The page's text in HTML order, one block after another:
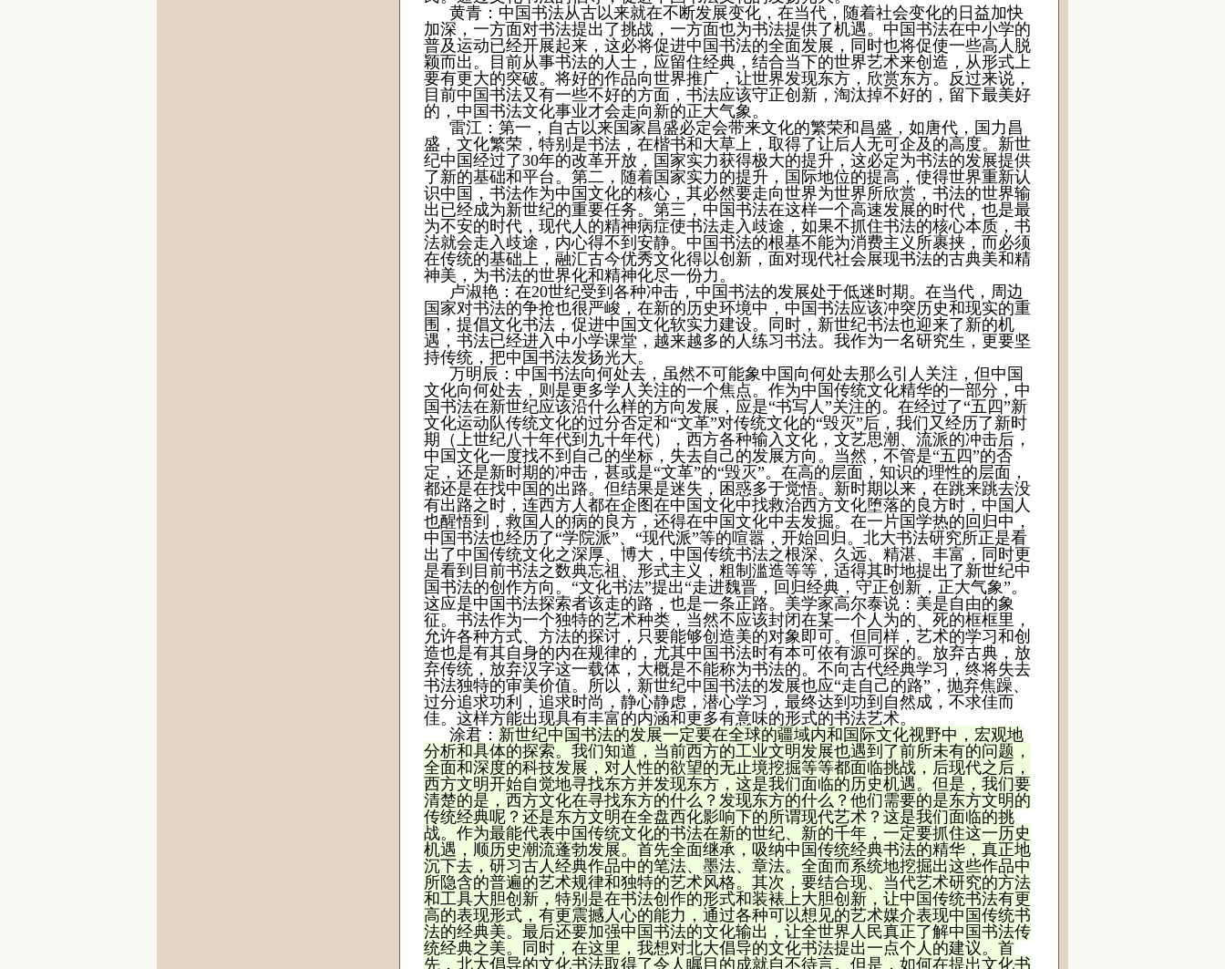
黄青 ：中国书法从古以来就在不断发展变化，在当代，随着社会变化的日益加快
加深，一方面对书法提出了挑战，一方面也为书法提供了机遇。中国书法在中小学的
普及运动已经开展起来，这必将促进中国书法的全面发展，同时也将促使一些高人脱
颖而出。目前从事书法的人士，应留住经典，结合当下的世界艺术来创造，从形式上
要有更大的突破。将好的作品向世界推广，让世界发现东方，欣赏东方。反过来说，
目前中国书法又有一些不好的方面，书法应该守正创新，淘汰掉不好的，留下最美好
的，中国书法文化事业才会走向新的正大气象。
雷江 ：第一，自古以来国家昌盛必定会带来文化的繁荣和昌盛，如唐代，国力昌
盛，文化繁荣，特别是书法，在楷书和大草上，取得了让后人无可企及的高度。新世
纪中国经过了30年的改革开放，国家实力获得极大的提升，这必定为书法的发展提供
了新的基础和平台。第二，随着国家实力的提升，国际地位的提高，使得世界重新认
识中国，书法作为中国文化的核心，其必然要走向世界为世界所欣赏，书法的世界输
出已经成为新世纪的重要任务。第三，中国书法在这样一个高速发展的时代，也是最
为不安的时代，现代人的精神病症使书法走入歧途，如果不抓住书法的核心本质，书
法就会走入歧途，内心得不到安静。中国书法的根基不能为消费主义所裹挟，而必须
在传统的基础上，融汇古今优秀文化得以创新，面对现代社会展现书法的古典美和精
神美，为书法的世界化和精神化尽一份力。
卢淑艳 ：在20世纪受到各种冲击，中国书法的发展处于低迷时期。在当代，周边
国家对书法的争抢也很严峻，在新的历史环境中，中国书法应该冲突历史和现实的重
围，提倡文化书法，促进中国文化软实力建设。同时，新世纪书法也迎来了新的机
遇，书法已经进入中小学课堂，越来越多的人练习书法。我作为一名研究生，更要坚
持传统，把中国书法发扬光大。
万明辰 ：中国书法向何处去，虽然不可能象中国向何处去那么引人关注，但中国
文化向何处去，则是更多学人关注的一个焦点。作为中国传统文化精华的一部分，中
国书法在新世纪应该沿什么样的方向发展，应是“书写人”关注的。在经过了“五四”新
文化运动队传统文化的过分否定和“文革”对传统文化的“毁灭”后，我们又经历了新时
期（上世纪八十年代到九十年代），西方各种输入文化，文艺思潮、流派的冲击后，
中国文化一度找不到自己的坐标，失去自己的发展方向。当然，不管是“五四”的否
定，还是新时期的冲击，甚或是“文革”的“毁灭”。在高的层面，知识的理性的层面，
都还是在找中国的出路。但结果是迷失，困惑多于觉悟。新时期以来，在跳来跳去没
有出路之时，连西方人都在企图在中国文化中找救治西方文化堕落的良方时，中国人
也醒悟到，救国人的病的良方，还得在中国文化中去发掘。在一片国学热的回归中，
中国书法也经历了“学院派”、“现代派”等的喧嚣，开始回归。北大书法研究所正是看
出了中国传统文化之深厚、博大，中国传统书法之根深、久远、精湛、丰富，同时更
是看到目前书法之数典忘祖、形式主义，粗制滥造等等，适得其时地提出了新世纪中
国书法的创作方向。“文化书法”提出“走进魏晋，回归经典，守正创新，正大气象”。
这应是中国书法探索者该走的路，也是一条正路。美学家高尔泰说：美是自由的象
征。书法作为一个独特的艺术种类，当然不应该封闭在某一个人为的、死的框框里，
允许各种方式、方法的探讨，只要能够创造美的对象即可。但同样，艺术的学习和创
造也是有其自身的内在规律的，尤其中国书法时有本可依有源可探的。放弃古典，放
弃传统，放弃汉字这一载体，大概是不能称为书法的。不向古代经典学习，终将失去
书法独特的审美价值。所以，新世纪中国书法的发展也应“走自己的路”，抛弃焦躁、
过分追求功利，追求时尚，静心静虑，潜心学习，最终达到功到自然成，不求佳而
佳。这样方能出现具有丰富的内涵和更多有意味的形式的书法艺术。
涂君 ： 新世纪中国书法的发展一定要在全球的疆域内和国际文化视野中，宏观地
分析和具体的探索。我们知道，当前西方的工业文明发展也遇到了前所未有的问题，
全面和深度的科技发展，对人性的欲望的无止境挖掘等等都面临挑战，后现代之后，
西方文明开始自觉地寻找东方并发现东方，这是我们面临的历史机遇。但是，我们要
清楚的是，西方文化在寻找东方的什么？发现东方的什么？他们需要的是东方文明的
传统经典呢？还是东方文明在全盘西化影响下的所谓现代艺术？这是我们面临的挑
战。作为最能代表中国传统文化的书法在新的世纪、新的千年，一定要抓住这一历史
机遇，顺历史潮流蓬勃发展。首先全面继承，吸纳中国传统经典书法的精华，真正地
沉下去，研习古人经典作品中的笔法、墨法、章法。全面而系统地挖掘出这些作品中
所隐含的普遍的艺术规律和独特的艺术风格。其次，要结合现、当代艺术研究的方法
和工具大胆创新，特别是在书法创作的形式和装裱上大胆创新，让中国传统书法有更
高的表现形式，有更震撼人心的能力，通过各种可以想见的艺术媒介表现中国传统书
法的经典美。最后还要加强中国书法的文化输出，让全世界人民真正了解中国书法传
统经典之美。
同时，在这里，我想对北大倡导的文化书法提出一点个人的建议。首
先，北大倡导的文化书法取得了令人瞩目的成就自不待言。但是，如何在提出文化书